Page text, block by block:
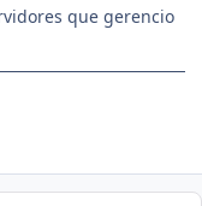
que gerencio